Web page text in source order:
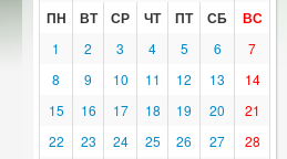
ПН ВТ СР ЧТ ПТ СБ ВС
1 2 3 4 5 6
7
8
9 10 11 12 13
14
15
16 17 18 19 20
21
22
23 24 25 26 27
28